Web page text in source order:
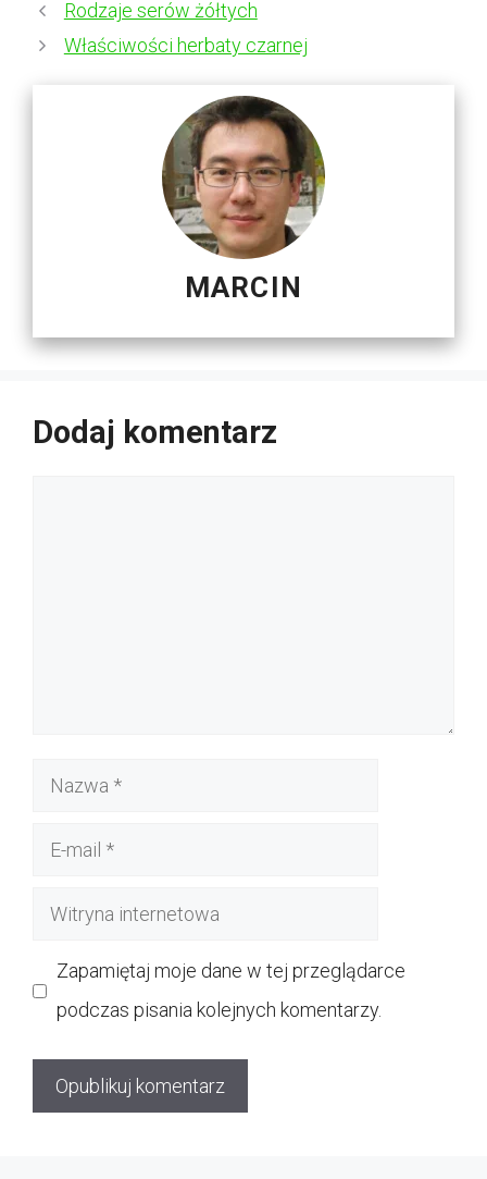
Rodzaje serów żółtych
Właściwości herbaty czarnej
MARCIN
Dodaj komentarz
Nazwa
Witryna
Zapamiętaj moje dane w tej przeglądarce
podczas pisania kolejnych komentarzy.